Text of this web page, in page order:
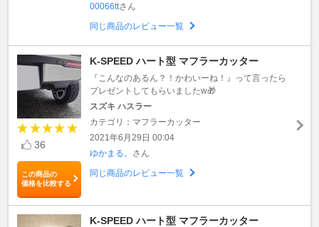
00066ttさん
同じ商品のレビュー一覧
36
この商品の
価格を比較する
K-SPEED ハート型 マフラーカッター
『こんなのあるん？！かわいーね！』って言ったら
プレゼントしてもらいましたw🎁
スズキ ハスラー
カテゴリ：マフラーカッター
2021年6月29日 00:04
ゆかまる。 さん
同じ商品のレビュー一覧
K-SPEED ハート型 マフラーカッター